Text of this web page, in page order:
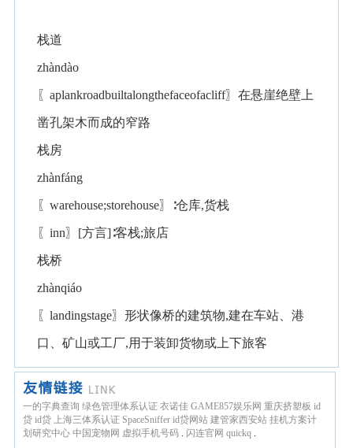
栈道
zhàndào
〖aplankroadbuiltalongthefaceofacliff〗在悬崖绝壁上
凿孔架木而成的窄路
栈房
zhànfáng
〖warehouse;storehouse〗∶仓库,货栈
〖inn〗[方言]∶客栈;旅店
栈桥
zhànqiáo
〖landingstage〗形状像桥的建筑物,建在车站、港
口、矿山或工厂,用于装卸货物或上下旅客
一的字典查询 绿色管理体系认证 衣诺佳 GAME857娱乐网 重庆挤塑板 id
贷 id贷 上海三体系认证 SpaceSniffer id贷网站 建管家西安站 挂机方案计
划研究中心 中国宠物网 虚拟手机号码 . 闪连官网 quickq .